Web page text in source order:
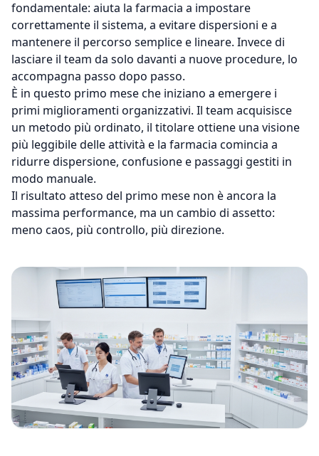
fondamentale: aiuta la farmacia a impostare
correttamente il sistema, a evitare dispersioni e a
mantenere il percorso semplice e lineare. Invece di
lasciare il team da solo davanti a nuove procedure, lo
accompagna passo dopo passo.
È in questo primo mese che iniziano a emergere i
primi miglioramenti organizzativi. Il team acquisisce
un metodo più ordinato, il titolare ottiene una visione
più leggibile delle attività e la farmacia comincia a
ridurre dispersione, confusione e passaggi gestiti in
modo manuale.
Il risultato atteso del primo mese non è ancora la
massima performance, ma un cambio di assetto:
meno caos, più controllo, più direzione.